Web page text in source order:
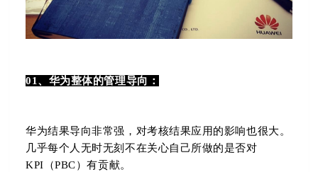
01、华为整体的管理导向：
华为结果导向非常强，对考核结果应用的影响也很大。
几乎每个人无时无刻不在关心自己所做的是否对
KPI（PBC）有贡献。